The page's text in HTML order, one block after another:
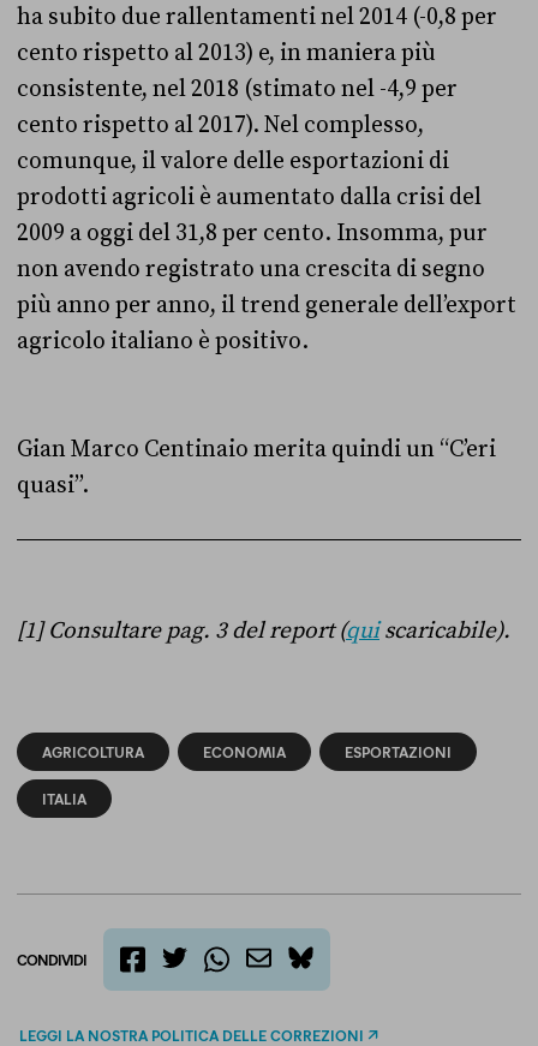
ha subito due rallentamenti nel 2014 (-0,8 per
cento rispetto al 2013) e, in maniera più
consistente, nel 2018 (stimato nel -4,9 per
cento rispetto al 2017). Nel complesso,
comunque, il valore delle esportazioni di
prodotti agricoli è aumentato dalla crisi del
2009 a oggi del 31,8 per cento. Insomma, pur
non avendo registrato una crescita di segno
più anno per anno, il trend generale dell’export
agricolo italiano è positivo.
Gian Marco Centinaio merita quindi un “C’eri
quasi”.
[1] Consultare pag. 3 del report (quiscaricabile).
AGRICOLTURA ECONOMIA ESPORTAZIONI
ITALIA
CONDIVIDI
bluesky
LEGGI LA NOSTRA POLITICA DELLE CORREZIONI